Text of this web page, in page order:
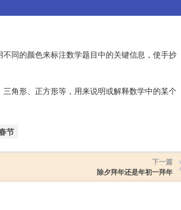
同的颜色来标注数学题目中的关键信息，使手抄
角形、正方形等，用来说明或解释数学中的某个
节
下一篇
除夕拜年还是年初一拜年